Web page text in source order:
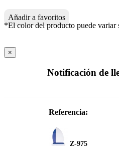
Añadir a favoritos
*El color del producto puede variar
×
Notificación de
Referencia:
Z-975